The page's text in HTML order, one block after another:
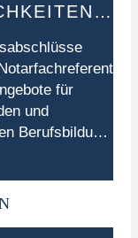
für
und
Berufsbildung
erklärt